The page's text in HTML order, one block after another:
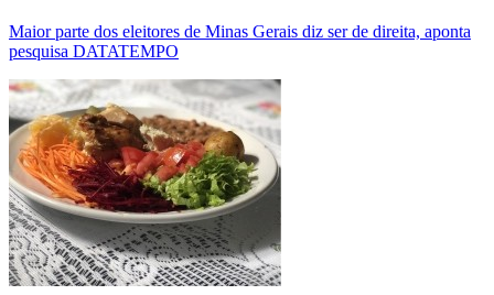
Maior parte dos eleitores de Minas Gerais diz ser de direita, aponta
pesquisa DATATEMPO